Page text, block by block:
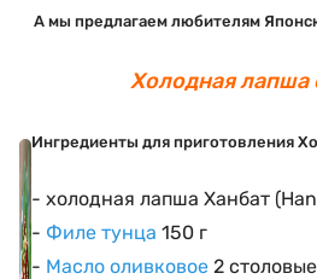
А мы предлагаем любителям
Холодная лапша
Ингредиенты для приготовления
- холодная лапша Ханбат
- Филе тунца 150 г
- Масло оливковое 2